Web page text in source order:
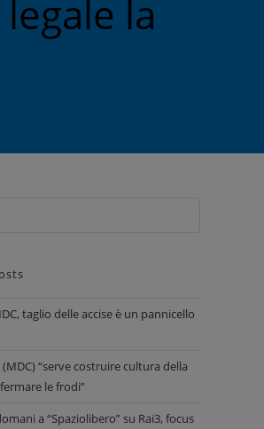
la
taglio delle accise è un pannicello
“serve costruire cultura della
le frodi”
a “Spaziolibero” su Rai3, focus